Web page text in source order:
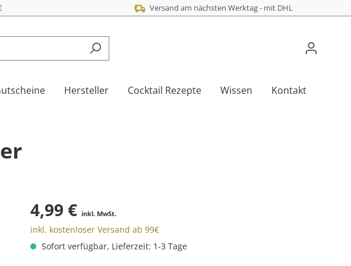
Versand am nächsten Werktag - mit DHL
Hersteller Cocktail Rezepte Wissen Kontakt
4,99 € inkl. MwSt.
inkl. kostenloser Versand ab 99€
Sofort verfügbar, Lieferzeit: 1-3 Tage